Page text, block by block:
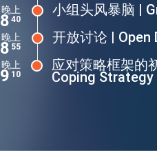
晚上
840
小组头风暴脑 |
晚上
855
开放讨论 | Open
晚上
910
应对策略框架的
Coping